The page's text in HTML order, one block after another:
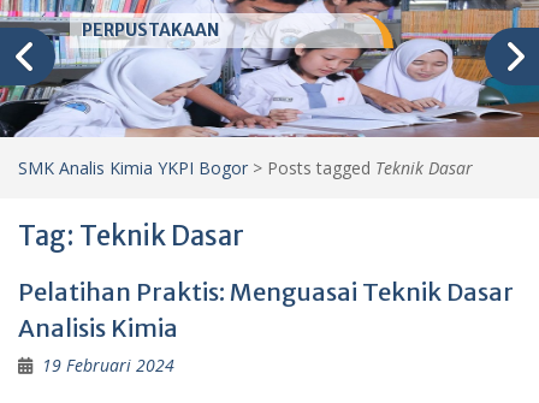
PERPUSTAKAAN
SMK Analis Kimia YKPI Bogor > Posts tagged Teknik Dasar
Tag: Teknik Dasar
Pelatihan Praktis: Menguasai Teknik Dasar
Analisis Kimia
19 Februari 2024